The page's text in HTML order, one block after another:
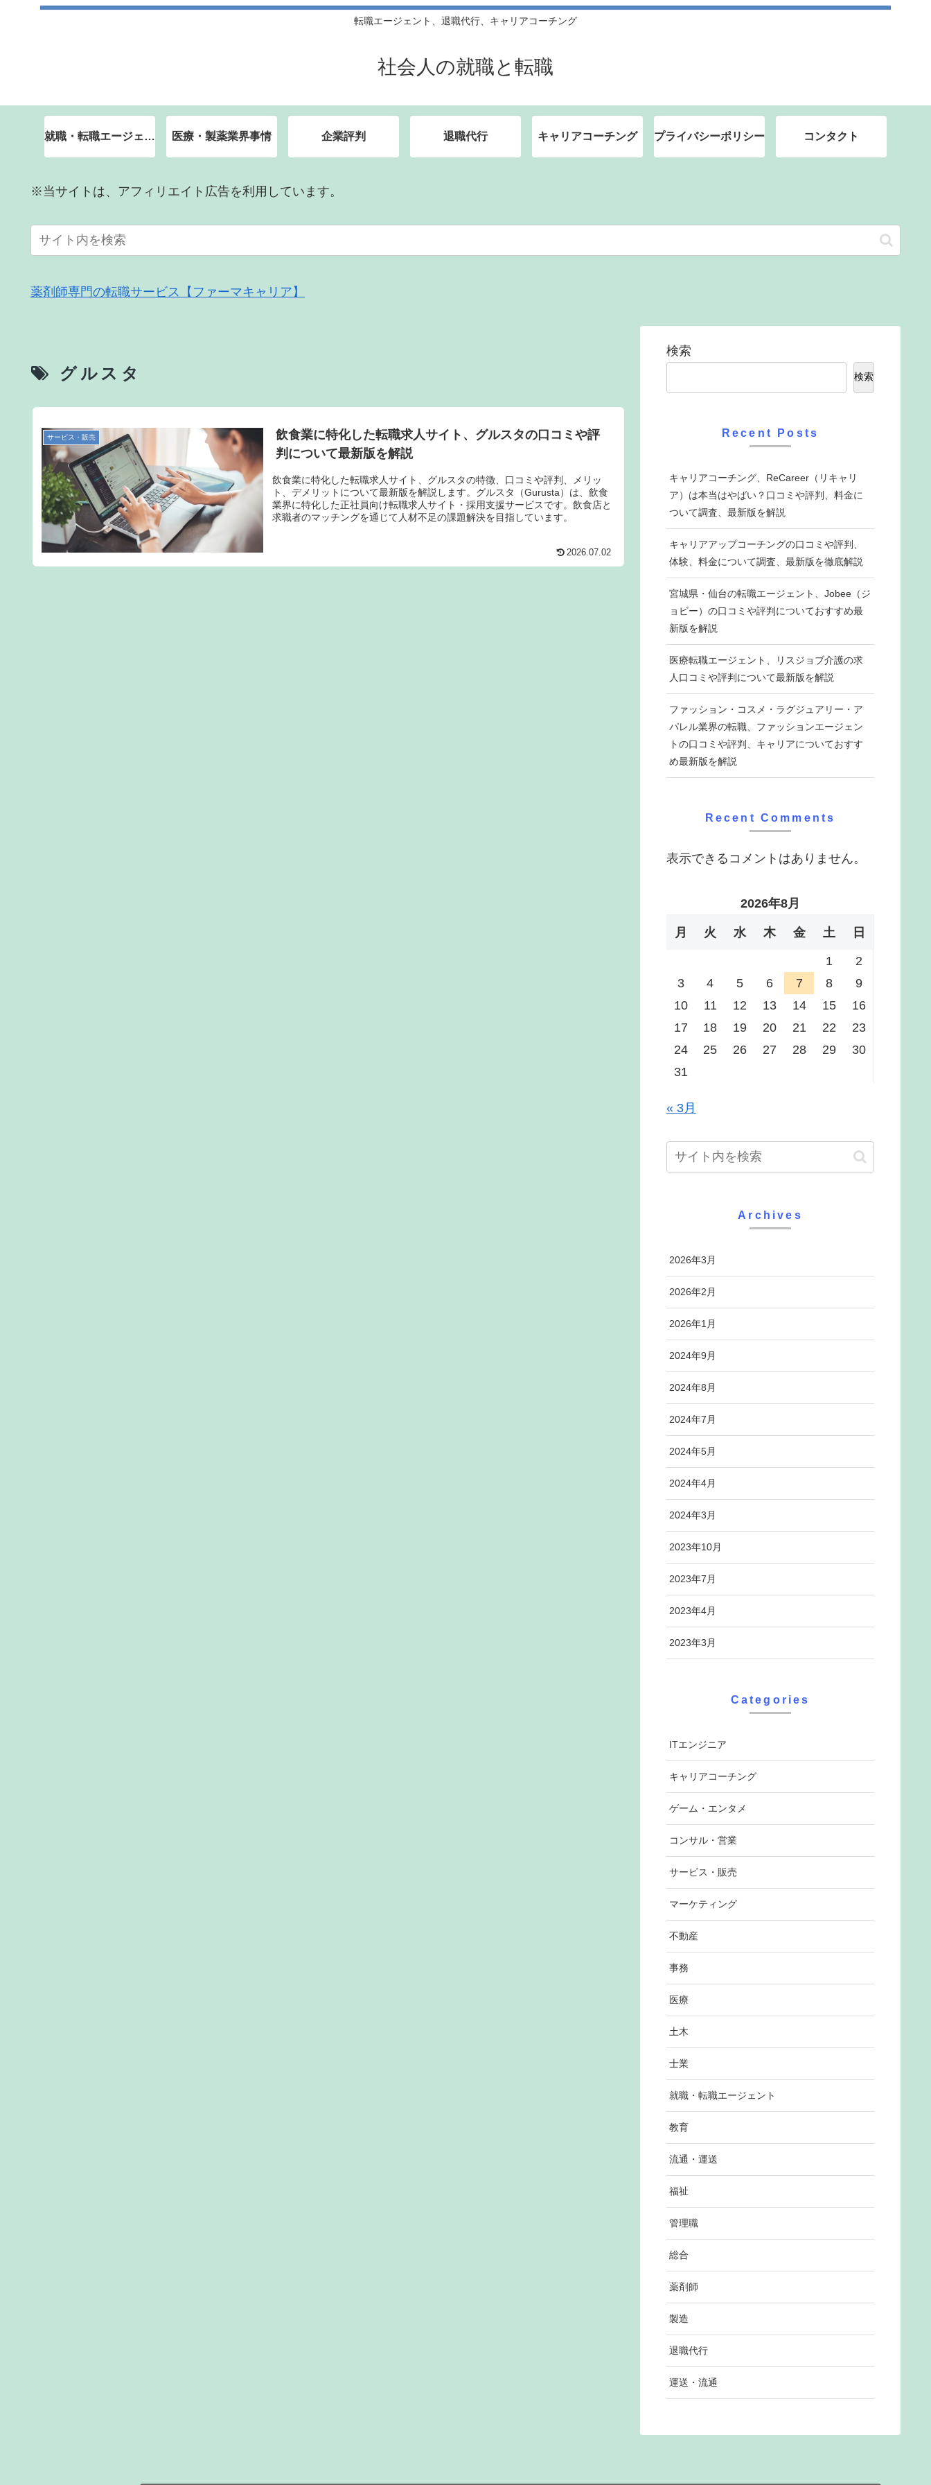
転職エージェント、退職代行、キャリアコーチング
社会人の就職と転職
就職・転職エージェント 医療・製薬業界事情 企業評判 退職代行 キャリアコーチング プライバシーポリシー コンタクト
※当サイトは、アフィリエイト広告を利用しています。
薬剤師専門の転職サービス【ファーマキャリア】
グルスタ
サービス・販売
飲食業に特化した転職求人サイト、グルスタの口コミや評
判について最新版を解説
飲食業に特化した転職求人サイト、グルスタの特徴、口コミや評判、メリッ
ト、デメリットについて最新版を解説します。グルスタ（Gurusta）は、飲食
業界に特化した正社員向け転職求人サイト・採用支援サービスです。飲食店と
求職者のマッチングを通じて人材不足の課題解決を目指しています。
2026.07.02
検索
検索
Recent Posts
キャリアコーチング、ReCareer（リキャリ
ア）は本当はやばい？口コミや評判、料金に
ついて調査、最新版を解説
キャリアアップコーチングの口コミや評判、
体験、料金について調査、最新版を徹底解説
宮城県・仙台の転職エージェント、Jobee（ジ
ョビー）の口コミや評判についておすすめ最
新版を解説
医療転職エージェント、リスジョブ介護の求
人口コミや評判について最新版を解説
ファッション・コスメ・ラグジュアリー・ア
パレル業界の転職、ファッションエージェン
トの口コミや評判、キャリアについておすす
め最新版を解説
Recent Comments
表示できるコメントはありません。
2026年8月
月 火 水 木 金 土 日
1
2
3
4 5 6 7 8
9
10
11 12 13 14 15
16
17
18 19 20 21 22
23
24
25 26 27 28 29
30
31
« 3月
Archives
2026年3月
2026年2月
2026年1月
2024年9月
2024年8月
2024年7月
2024年5月
2024年4月
2024年3月
2023年10月
2023年7月
2023年4月
2023年3月
Categories
ITエンジニア
キャリアコーチング
ゲーム・エンタメ
コンサル・営業
サービス・販売
マーケティング
不動産
事務
医療
土木
士業
就職・転職エージェント
教育
流通・運送
福祉
管理職
総合
薬剤師
製造
退職代行
運送・流通